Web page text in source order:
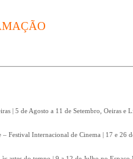
| 5 de Agosto a 11 de Setembro, Oeiras e
– Festival Internacional de Cinema | 17 e 26